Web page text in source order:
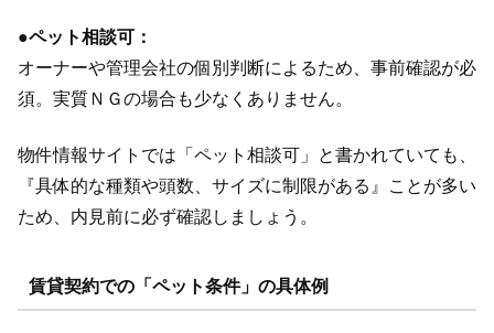
●ペット相談可：
オーナーや管理会社の個別判断によるため、事前確認が必
須。実質ＮＧの場合も少なくありません。
物件情報サイトでは「ペット相談可」と書かれていても、
『具体的な種類や頭数、サイズに制限がある』ことが多い
ため、内見前に必ず確認しましょう。
賃貸契約での「ペット条件」の具体例